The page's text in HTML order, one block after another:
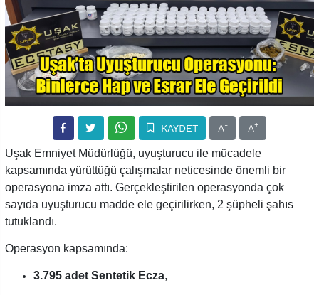
KAYDET A- A+
Uşak Emniyet Müdürlüğü, uyuşturucu ile mücadele
kapsamında yürüttüğü çalışmalar neticesinde önemli bir
operasyona imza attı. Gerçekleştirilen operasyonda çok
sayıda uyuşturucu madde ele geçirilirken, 2 şüpheli şahıs
tutuklandı.
Operasyon kapsamında:
3.795 adet Sentetik Ecza,